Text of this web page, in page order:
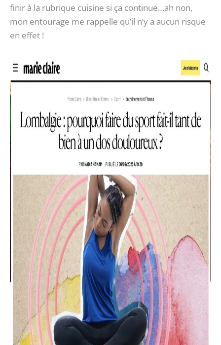
finir à la rubrique cuisine si ça continue…ah non,
mon entourage me rappelle qu’il n’y a aucun risque
en effet !